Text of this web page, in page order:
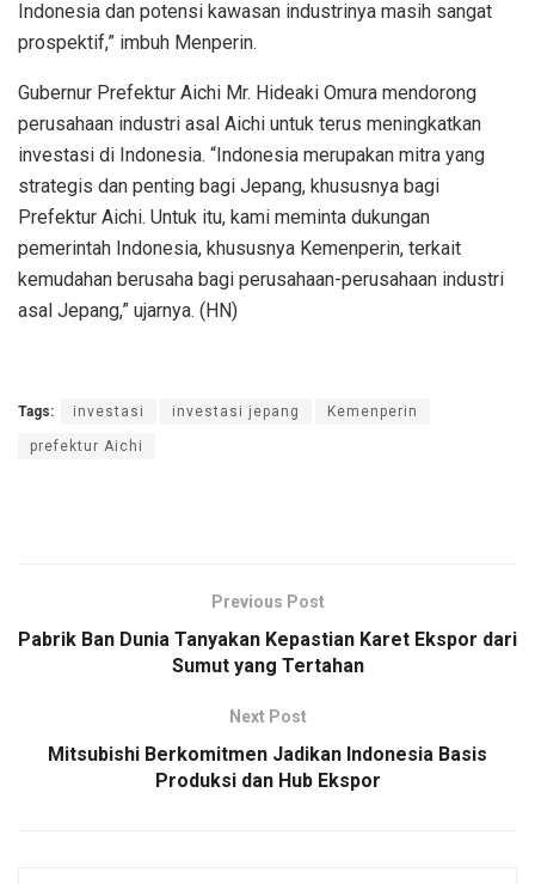
Indonesia dan potensi kawasan industrinya masih sangat
prospektif,” imbuh Menperin.
Gubernur Prefektur Aichi Mr. Hideaki Omura mendorong
perusahaan industri asal Aichi untuk terus meningkatkan
investasi di Indonesia. “Indonesia merupakan mitra yang
strategis dan penting bagi Jepang, khususnya bagi
Prefektur Aichi. Untuk itu, kami meminta dukungan
pemerintah Indonesia, khususnya Kemenperin, terkait
kemudahan berusaha bagi perusahaan-perusahaan industri
asal Jepang,” ujarnya. (HN)
Tags: investasi investasi jepang Kemenperin
prefektur Aichi
Previous Post
Pabrik Ban Dunia Tanyakan Kepastian Karet Ekspor dari
Sumut yang Tertahan
Next Post
Mitsubishi Berkomitmen Jadikan Indonesia Basis
Produksi dan Hub Ekspor